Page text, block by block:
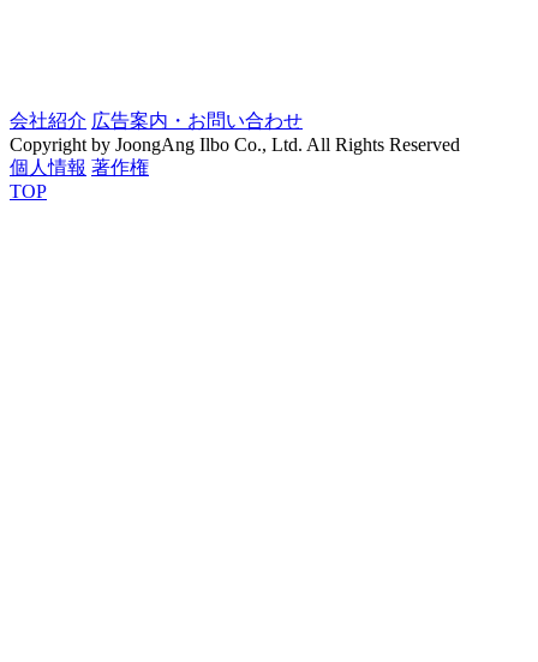
会社紹介 広告案内・お問い合わせ
Copyright by JoongAng Ilbo Co., Ltd. All Rights Reserved
個人情報 著作権
TOP